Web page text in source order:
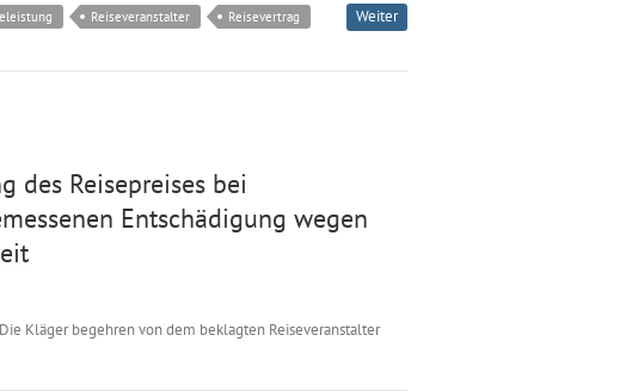
Reiseveranstalter
Reisevertrag
Weiter
des Reisepreises bei
Entschädigung wegen
Kläger begehren von dem beklagten Reiseveranstalter